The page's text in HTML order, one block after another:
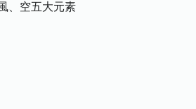
、空五大元素